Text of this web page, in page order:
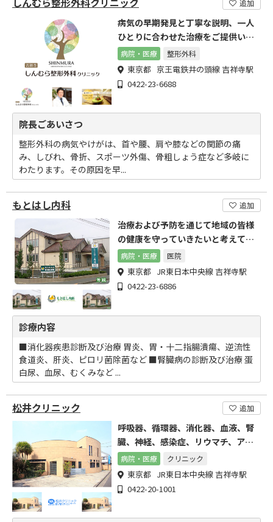
追加
病気の早期発見と丁寧な説明、一人
ひとりに合わせた治療をご提供いた
します
病院・医療 整形外科
東京都 京王電鉄井の頭線 吉祥寺駅
0422-23-6688
院長ごあいさつ
整形外科の病気やけがは、首や腰、肩や膝などの関節の痛
み、しびれ、骨折、スポーツ外傷、骨粗しょう症など多岐に
わたります。その原因を早...
もとはし内科 追加
治療および予防を通じて地域の皆様
の健康を守っていきたいと考えてい
ます
病院・医療 医院
東京都 JR東日本中央線 吉祥寺駅
0422-23-6886
診療内容
■消化器疾患診断及び治療 胃炎、胃・十二指腸潰瘍、逆流性
食道炎、肝炎、ピロリ菌除菌など ■腎臓病の診断及び治療 蛋
白尿、血尿、むくみなど ...
松井クリニック 追加
呼吸器、循環器、消化器、血液、腎
臓、神経、感染症、リウマチ、アレ
ルギーなどのあらゆる疾患を診療し
ている町医者
病院・医療 クリニック
東京都 JR東日本中央線 吉祥寺駅
0422-20-1001